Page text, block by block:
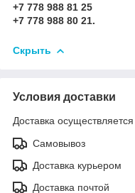
+7 778 988 81 25
+7 778 988 80 21.
Скрыть
Условия доставки
Доставка
Самовывоз
Доставка курьером
Доставка почтой